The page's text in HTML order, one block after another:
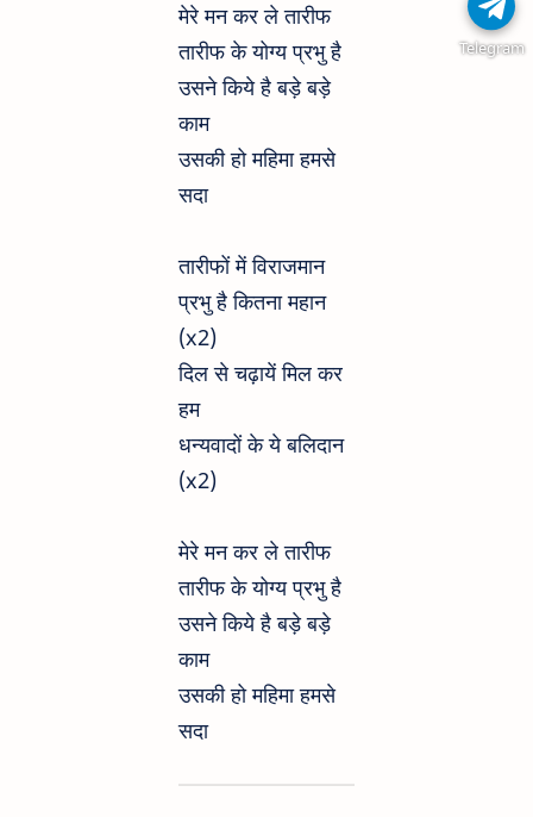
मेरे मन कर ले तारीफ
तारीफ के योग्य प्रभु है
उसने किये है बड़े बड़े
काम
उसकी हो महिमा हमसे
सदा
तारीफों में विराजमान
प्रभु है कितना महान
(x2)
दिल से चढ़ायें मिल कर
हम
धन्यवादों के ये बलिदान
(x2)
मेरे मन कर ले तारीफ
तारीफ के योग्य प्रभु है
उसने किये है बड़े बड़े
काम
उसकी हो महिमा हमसे
सदा
Telegram